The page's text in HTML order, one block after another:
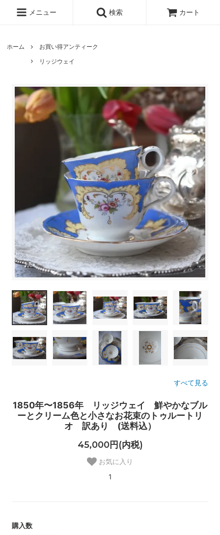
メニュー 検索 カート
ホーム
お買い得アンティーク
リッジウェイ
すべて見る
1850年〜1856年 リッジウェイ 鮮やかなブル
ーとクリーム色と小さなお花束のトゥルートリ
オ 訳あり (送料込）
45,000円(内税)
お気に入り
1
購入数